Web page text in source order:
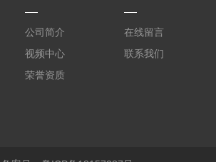
公司简介
视频中心
荣誉资质
在线留言
联系我们